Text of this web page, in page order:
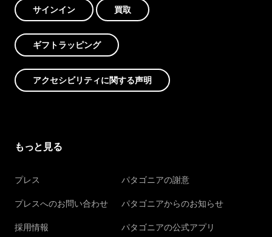
サインイン 買取
ギフトラッピング
アクセシビリティに関する声明
もっと見る
プレス
プレスへのお問い合わせ
採用情報
パタゴニアの謝意
パタゴニアからのお知らせ
パタゴニアの公式アプリ